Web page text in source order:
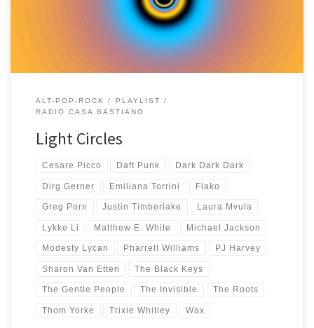
sempre e c’era qualcosa che non mi convinceva. Non ho capito
ALT-POP-ROCK
PLAYLIST
RADIO CASA BASTIANO
Light Circles
Cesare Picco Daft Punk Dark Dark Dark
Dirg Gerner Emiliana Torrini Flako
Greg Porn Justin Timberlake Laura Mvula
Lykke Li Matthew E. White Michael Jackson
Modesty Lycan Pharrell Williams PJ Harvey
Sharon Van Etten The Black Keys
The Gentle People The Invisible The Roots
Thom Yorke Trixie Whitley Wax